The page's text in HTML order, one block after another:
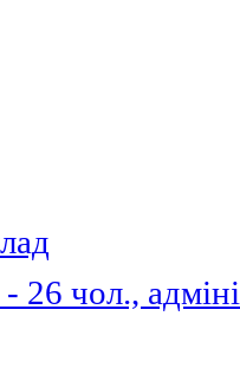
26 чол.,